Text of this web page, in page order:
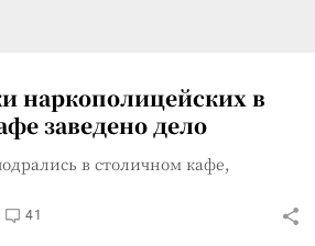
наркополицейских в
заведено дело
в столичном кафе,
41